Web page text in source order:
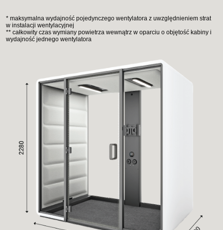
* maksymalna wydajność pojedynczego wentylatora z uwzględnieniem strat
w instalacji wentylacyjnej
** całkowity czas wymiany powietrza wewnątrz w oparciu o objętość kabiny i
wydajność jednego wentylatora